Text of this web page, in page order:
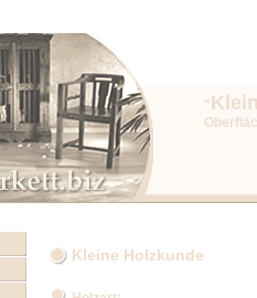
"
Kleine Holzkunde